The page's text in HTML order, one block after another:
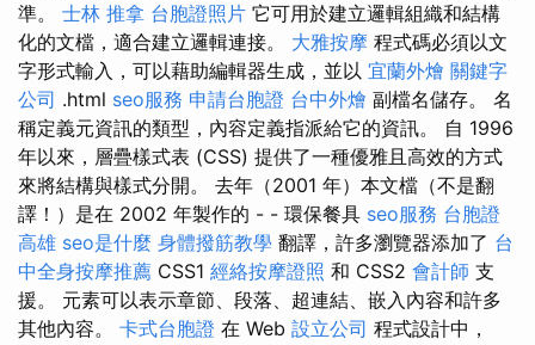
準。 士林 推拿 台胞證照片 它可用於建立邏輯組織和結構
化的文檔，適合建立邏輯連接。 大雅按摩 程式碼必須以文
字形式輸入，可以藉助編輯器生成，並以 宜蘭外燴 關鍵字
公司 .html seo服務 申請台胞證 台中外燴 副檔名儲存。 名
稱定義元資訊的類型，內容定義指派給它的資訊。 自 1996
年以來，層疊樣式表 (CSS) 提供了一種優雅且高效的方式
來將結構與樣式分開。 去年（2001 年）本文檔（不是翻
譯！）是在 2002 年製作的 - - 環保餐具 seo服務 台胞證
高雄 seo是什麼 身體撥筋教學 翻譯，許多瀏覽器添加了 台
中全身按摩推薦 CSS1 經絡按摩證照 和 CSS2 會計師 支
援。 元素可以表示章節、段落、超連結、嵌入內容和許多
其他內容。 卡式台胞證 在 Web 設立公司 程式設計中，